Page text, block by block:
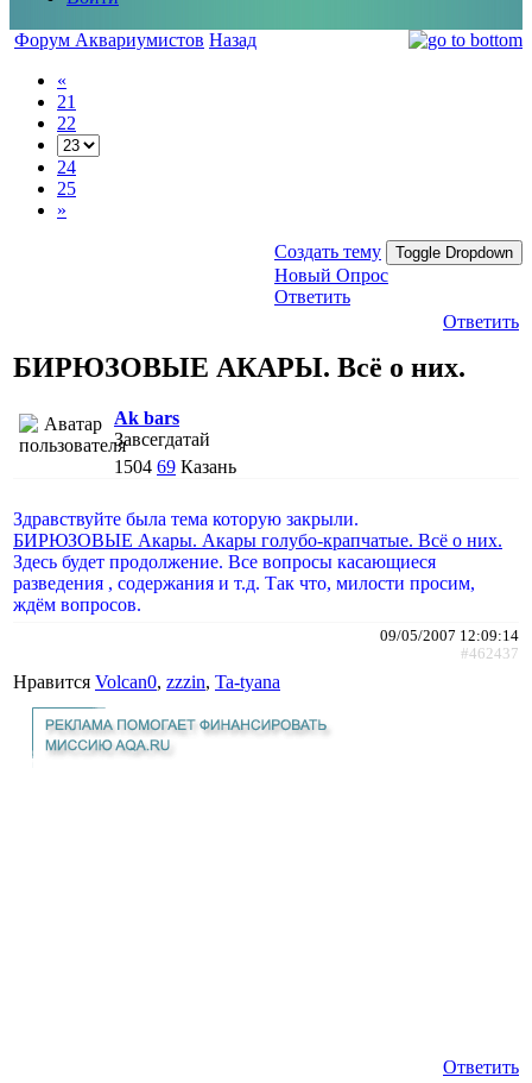
Форум Аквариумистов Назад
«
21
22
24
25
»
Создать тему Toggle Dropdown
Новый Опрос
Ответить
Ответить
БИРЮЗОВЫЕ АКАРЫ. Всё о них.
Ak bars
Завсегдатай
1504 69 Казань
Здравствуйте была тема которую закрыли.
БИРЮЗОВЫЕ Акары. Акары голубо-крапчатые. Всё о них.
Здесь будет продолжение. Все вопросы касающиеся
разведения , содержания и т.д. Так что, милости просим,
ждём вопросов.
09/05/2007 12:09:14
#462437
Нравится Volcan0, zzzin, Ta-tyana
Ответить